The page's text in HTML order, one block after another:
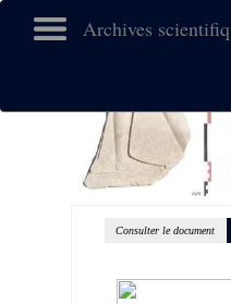
Archives
Consulter le document